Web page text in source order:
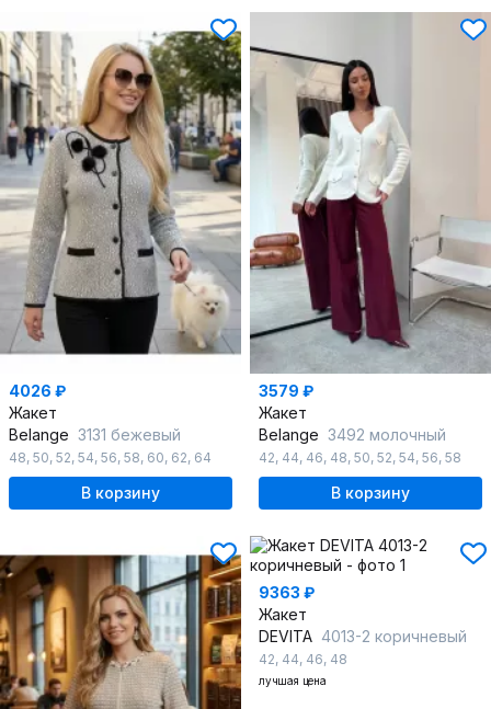
4026 ₽
Жакет
Belange 3131 бежевый
48, 50, 52, 54, 56, 58, 60, 62, 64
В корзину
3579 ₽
Жакет
Belange 3492 молочный
42, 44, 46, 48, 50, 52, 54, 56, 58
В корзину
9363 ₽
Жакет
DEVITA 4013-2 коричневый
42, 44, 46, 48
лучшая цена